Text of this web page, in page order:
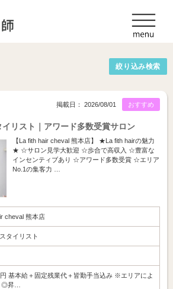
絞り込み検索
おすすめ
掲載日： 2026/08/01
リスト｜アワード多数受賞サロン
【La fith hair cheval 熊本店】 ★La fith hairの魅力
★ ☆サロン見学大歓迎 ☆歩合で高収入 ☆豊富な
インセンティブあり ☆アワード多数受賞 ☆エリア
No.1の集客力 …
cheval 熊本店
タイリスト
基本給＋固定残業代＋皆勤手当込み ※エリアによ
◎昇…